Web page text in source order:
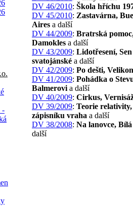
DV 46/2010: Škola hříchu
DV 45/2010: Zastavárna,
Aires a další
DV 44/2009: Bratrská
Damokles a další
DV 43/2009: Lidotřesení,
svatojánské a další
DV 42/2009: Po dešti,
DV 41/2009: Pohádka o
Balmerovi a další
DV 40/2009: Cirkus,
DV 39/2009: Teorie
zápisníku vraha a další
DV 38/2008: Na lanovce,
další